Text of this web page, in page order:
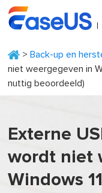
> Back-up en
niet weergegeven in
nuttig beoordeeld)
Externe
wordt niet
Windows